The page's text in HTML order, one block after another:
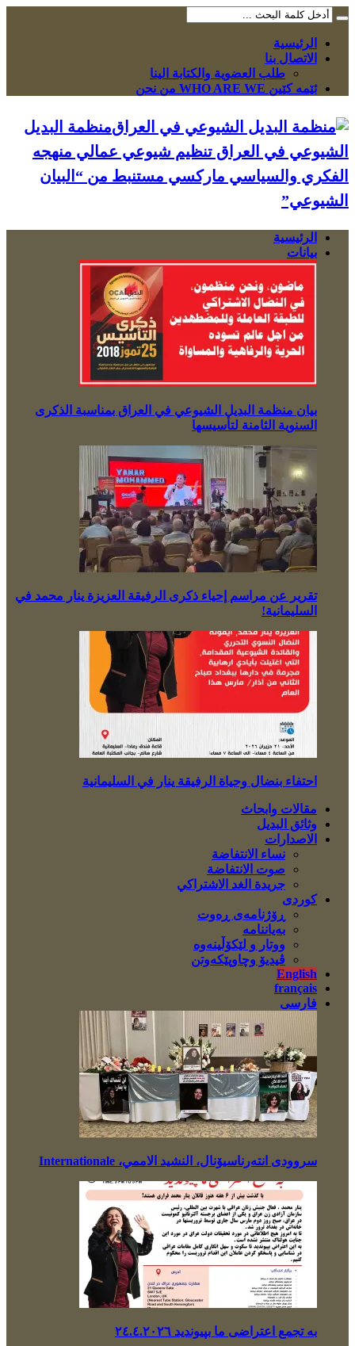
الرئيسية
الاتصال بنا
طلب العضوية والكتابة الينا
ئێمە کێین WHO ARE WE من نحن
منظمة البديل
الشيوعي في العراق تنظيم شيوعي عمالي منهجه
الفكري والسياسي ماركسي مستنبط من “البيان
الشيوعي”
الرئيسية
بيانات
بيان منظمة البديل الشيوعي في العراق بمناسبة الذكرى
السنوية الثامنة لتأسيسها
تقرير عن مراسم إحياء ذكرى الرفيقة العزيزة ينار محمد في
السليمانية!
احتفاء بنضال وحياة الرفيقة ينار في السليمانية
مقالات وابحاث
وثائق البديل
الاصدارات
نساء الانتفاضة
صوت الانتفاضة
جريدة الغد الاشتراكي
کوردی
ڕۆژنامەی ڕەوت
بەیاننامە
ووتار و لێکۆڵینەوە
ڤیدیۆ وچاوپێکەوتن
English
français
فارسی
سروودی انتەرناسیۆنال، النشيد الاممي، Internationale
بە تجمع اعتراضی ما بپیوندید ٢٤.٤.٢٠٢٦